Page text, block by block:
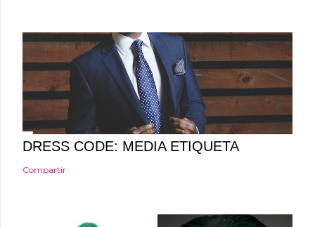
DRESS CODE: MEDIA ETIQUETA
Compartir